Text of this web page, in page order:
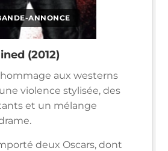
ANNONCE
(2012)
aux westerns
violence stylisée, des
et un mélange
deux Oscars, dont